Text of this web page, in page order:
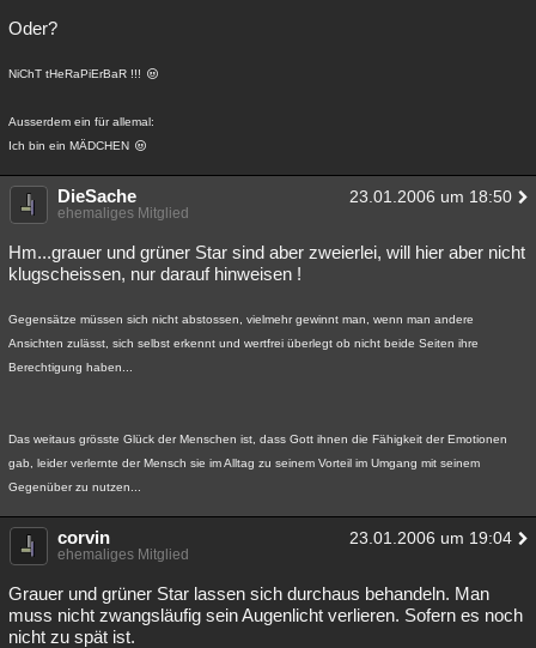
Oder?
NiChT tHeRaPiErBaR !!!
Ausserdem ein für allemal:
Ich bin ein MÄDCHEN
DieSache 23.01.2006 um 18:50
ehemaliges Mitglied
Hm...grauer und grüner Star sind aber zweierlei, will hier aber nicht
klugscheissen, nur darauf hinweisen !
Gegensätze müssen sich nicht abstossen, vielmehr gewinnt man, wenn man andere
Ansichten zulässt, sich selbst erkennt und wertfrei überlegt ob nicht beide Seiten ihre
Berechtigung haben...
Das weitaus grösste Glück der Menschen ist, dass Gott ihnen die Fähigkeit der Emotionen
gab, leider verlernte der Mensch sie im Alltag zu seinem Vorteil im Umgang mit seinem
Gegenüber zu nutzen...
corvin 23.01.2006 um 19:04
ehemaliges Mitglied
Grauer und grüner Star lassen sich durchaus behandeln. Man
muss nicht zwangsläufig sein Augenlicht verlieren. Sofern es noch
nicht zu spät ist.